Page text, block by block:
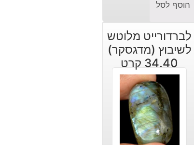
המקורי
היה:
₪180.
הנוכחי
הוא:
₪150.
הוסף לסל
לברדורייט מלוטש
לשיבוץ (מדגסקר)
34.40 קרט